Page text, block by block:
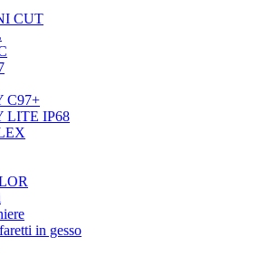
CUT
C97+
LITE IP68
in gesso